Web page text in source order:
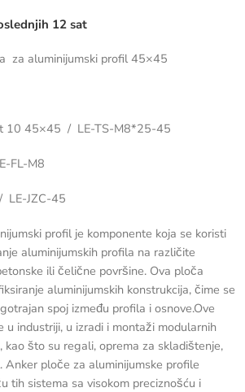
12 sat
za aluminijumski profil 45×45
10 45×45 / LE-TS-M8*25-45
FL-M8
LE-JZC-45
profil je komponente koja se koristi
aluminijumskih profila na različite
ili čelične površine. Ova ploča
aluminijumskih konstrukcija, čime se
spoj između profila i osnove.Ove
u industriji, u izradi i montaži modularnih
kao što su regali, oprema za skladištenje,
Anker ploče za aluminijumske profile
tih sistema sa visokom preciznošću i